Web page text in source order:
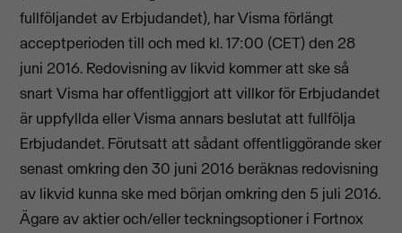
fullföljandet av Erbjudandet), har Visma förlängt
acceptperioden till och med kl. 17:00 (CET) den 28
juni 2016. Redovisning av likvid kommer att ske så
snart Visma har offentliggjort att villkor för Erbjudandet
är uppfyllda eller Visma annars beslutat att fullfölja
Erbjudandet. Förutsatt att sådant offentliggörande sker
senast omkring den 30 juni 2016 beräknas redovisning
av likvid kunna ske med början omkring den 5 juli 2016.
Ägare av aktier och/eller teckningsoptioner i Fortnox